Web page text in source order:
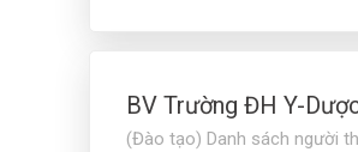
BV Trường ĐH Y-
(Đào tạo) Danh sách người